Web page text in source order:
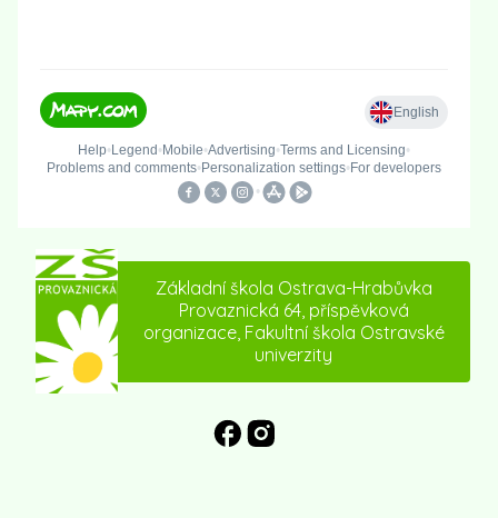
Základní škola Ostrava-Hrabůvka
Provaznická 64, příspěvková
organizace, Fakultní škola Ostravské
univerzity